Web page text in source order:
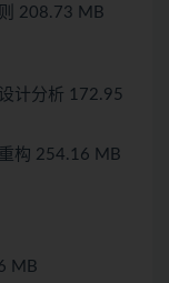
208.73 MB
计分析 172.95
构 254.16 MB
MB